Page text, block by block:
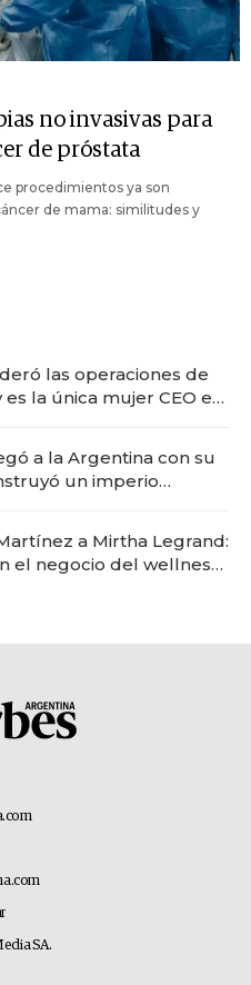
no invasivas para
de próstata
procedimientos ya son
de mama: similitudes y
las operaciones de
es la única mujer CEO en
a la Argentina con su
un imperio
a Mirtha Legrand:
el negocio del wellness
SA.